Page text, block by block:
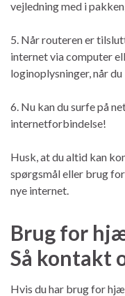
vejledning med i
5. Når routeren er
internet via computer
loginoplysninger, når
6. Nu kan du surfe på
internetforbindelse!
Husk, at du altid kan
spørgsmål eller brug
nye internet.
Brug for
Så kontakt
Hvis du har brug for